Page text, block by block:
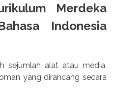
Merdeka
Indonesia
sejumlah alat atau media,
yang dirancang secara